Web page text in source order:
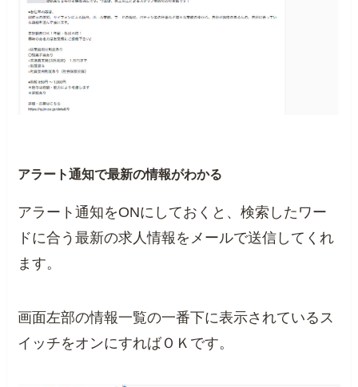
アラート通知で最新の情報がわかる
アラート通知をONにしておくと、検索したワー
ドに合う最新の求人情報をメールで送信してくれ
ます。
画面左部の情報一覧の一番下に表示されているス
イッチをオンにすればＯＫです。